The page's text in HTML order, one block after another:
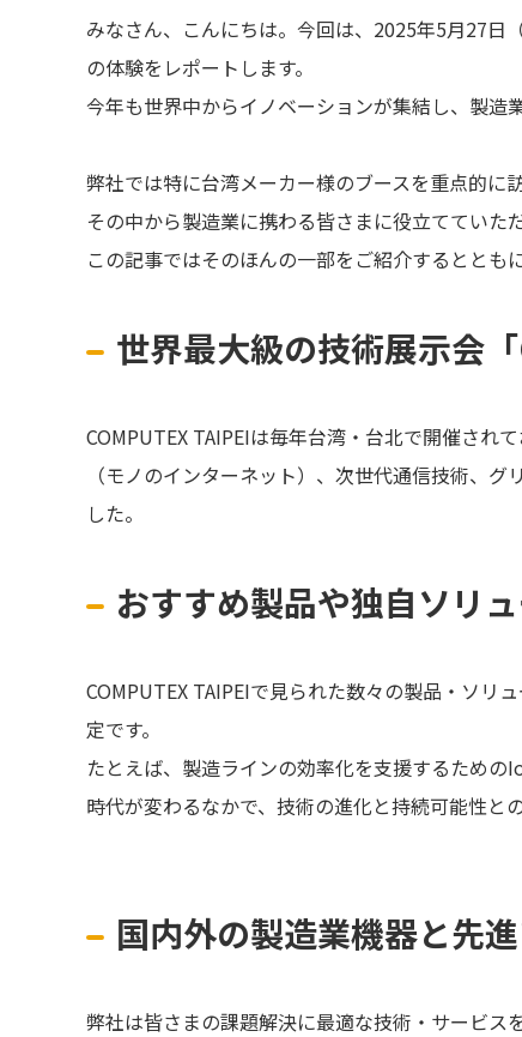
みなさん、こんにちは。今回は、2025年5月27日
の体験をレポートします。
今年も世界中からイノベーションが集結し、製造
弊社では特に台湾メーカー様のブースを重点的に
その中から製造業に携わる皆さまに役立てていた
この記事ではそのほんの一部をご紹介するとと
世界最大級の技術展示会
COMPUTEX TAIPEIは毎年台湾・台北で開催され
（モノのインターネット）、次世代通信技術、
した。
おすすめ製品や独自ソリ
COMPUTEX TAIPEIで見られた数々の製品・ソリ
定です。
たとえば、製造ラインの効率化を支援するための
時代が変わるなかで、技術の進化と持続可能性と
国内外の製造業機器と先
弊社は皆さまの課題解決に最適な技術・サービス